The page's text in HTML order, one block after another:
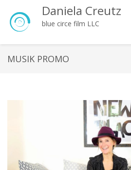
Daniela Creutz
blue circe film LLC
MUSIK PROMO